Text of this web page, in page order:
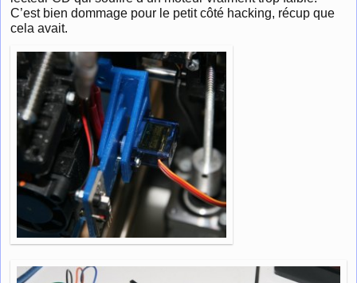
C’est bien dommage pour le petit côté hacking, récup que
cela avait.